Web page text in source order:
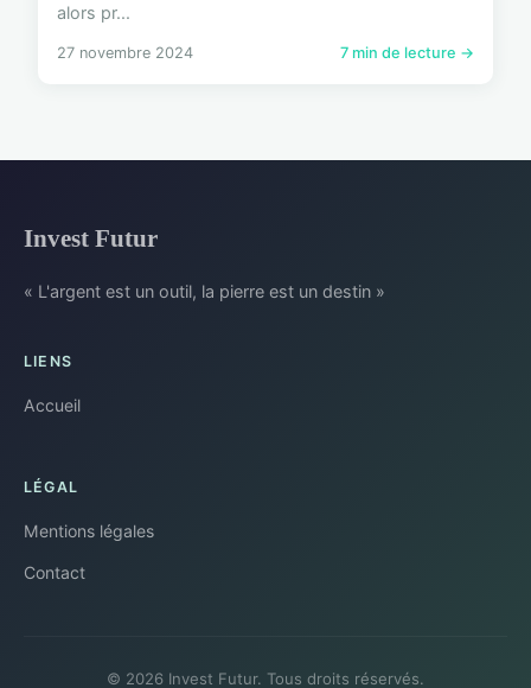
alors pr...
27 novembre 2024 7 min de lecture →
Invest Futur
« L'argent est un outil, la pierre est un destin »
LIENS
Accueil
LÉGAL
Mentions légales
Contact
© 2026 Invest Futur. Tous droits réservés.